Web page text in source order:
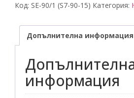
Код: SE-90/1 (S7-90-15) Категория:
Допълнителна информация
информация